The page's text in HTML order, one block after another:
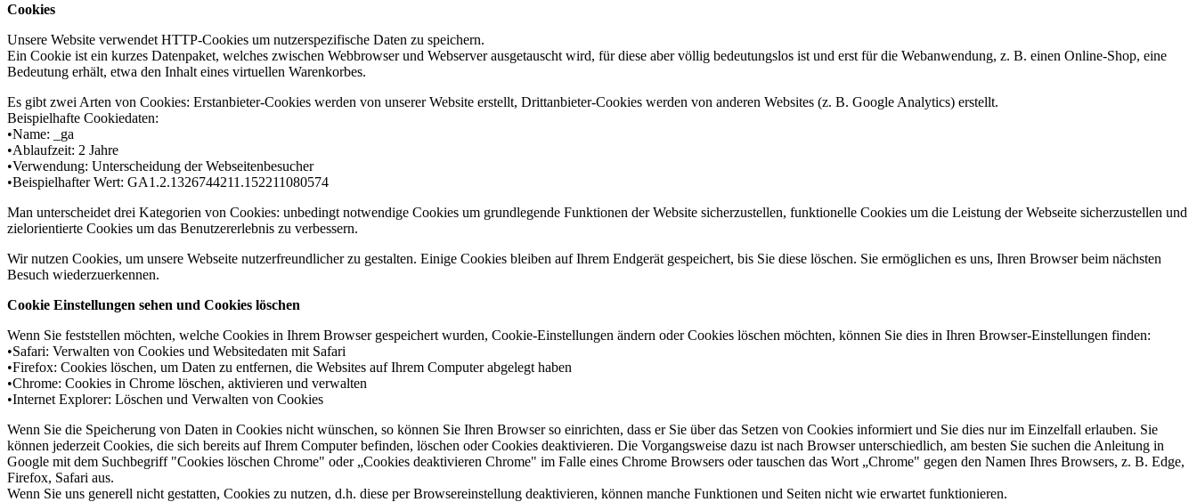
Cookies
Unsere Website verwendet HTTP-Cookies um nutzerspezifische Daten zu speichern.
Ein Cookie ist ein kurzes Datenpaket, welches zwischen Webbrowser und Webserver ausgetauscht wird, für diese aber völlig bedeutungslos ist und erst für die Webanwendung, z. B. einen Online-Shop, eine
Bedeutung erhält, etwa den Inhalt eines virtuellen Warenkorbes.
Es gibt zwei Arten von Cookies: Erstanbieter-Cookies werden von unserer Website erstellt, Drittanbieter-Cookies werden von anderen Websites (z. B. Google Analytics) erstellt.
Beispielhafte Cookiedaten:
•Name: _ga
•Ablaufzeit: 2 Jahre
•Verwendung: Unterscheidung der Webseitenbesucher
•Beispielhafter Wert: GA1.2.1326744211.152211080574
Man unterscheidet drei Kategorien von Cookies: unbedingt notwendige Cookies um grundlegende Funktionen der Website sicherzustellen, funktionelle Cookies um die Leistung der Webseite sicherzustellen und
zielorientierte Cookies um das Benutzererlebnis zu verbessern.
Wir nutzen Cookies, um unsere Webseite nutzerfreundlicher zu gestalten. Einige Cookies bleiben auf Ihrem Endgerät gespeichert, bis Sie diese löschen. Sie ermöglichen es uns, Ihren Browser beim nächsten
Besuch wiederzuerkennen.
Cookie Einstellungen sehen und Cookies löschen
Wenn Sie feststellen möchten, welche Cookies in Ihrem Browser gespeichert wurden, Cookie-Einstellungen ändern oder Cookies löschen möchten, können Sie dies in Ihren Browser-Einstellungen finden:
•Safari: Verwalten von Cookies und Websitedaten mit Safari
•Firefox: Cookies löschen, um Daten zu entfernen, die Websites auf Ihrem Computerabgelegt haben
•Chrome: Cookies in Chrome löschen, aktivieren und verwalten
•Internet Explorer: Löschen und Verwalten von Cookies
Wenn Sie die Speicherung von Daten in Cookies nicht wünschen, so können Sie Ihren Browser so einrichten, dass er Sie über das Setzen von Cookies informiert und Sie dies nur im Einzelfall erlauben. Sie
können jederzeit Cookies, die sich bereits auf Ihrem Computerbefinden, löschen oder Cookies deaktivieren. Die Vorgangsweise dazu ist nach Browser unterschiedlich, am besten Sie suchen die Anleitung in
Google mit dem Suchbegriff "Cookies löschen Chrome" oder „Cookies deaktivieren Chrome" im Falle eines Chrome Browsers oder tauschen das Wort „Chrome" gegen den Namen Ihres Browsers, z. B. Edge,
Firefox, Safari aus.
Wenn Sie uns generell nicht gestatten, Cookies zu nutzen, d.h. diese per Browsereinstellung deaktivieren, können manche Funktionen und Seiten nicht wie erwartet funktionieren.